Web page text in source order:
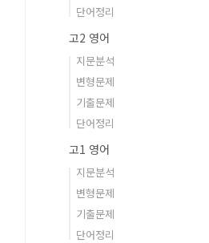
단어정리
고2 영어
지문분석
변형문제
기출문제
단어정리
고1 영어
지문분석
변형문제
기출문제
단어정리